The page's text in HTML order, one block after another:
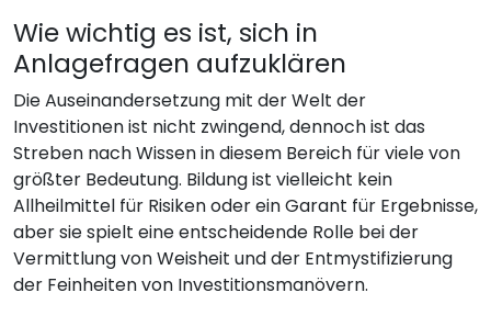
Wie wichtig es ist, sich in
Anlagefragen aufzuklären
Die Auseinandersetzung mit der Welt der
Investitionen ist nicht zwingend, dennoch ist das
Streben nach Wissen in diesem Bereich für viele von
größter Bedeutung. Bildung ist vielleicht kein
Allheilmittel für Risiken oder ein Garant für Ergebnisse,
aber sie spielt eine entscheidende Rolle bei der
Vermittlung von Weisheit und der Entmystifizierung
der Feinheiten von Investitionsmanövern.